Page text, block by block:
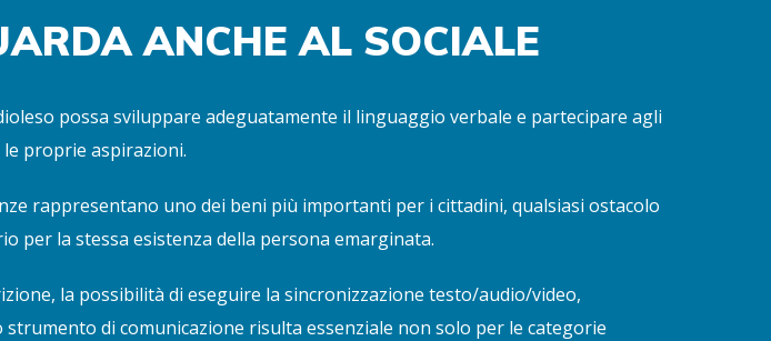
ANCHE AL SOCIALE
possa sviluppare adeguatamente il linguaggio verbale e partecipare agli
proprie aspirazioni.
rappresentano uno dei beni più importanti per i cittadini, qualsiasi ostacolo
per la stessa esistenza della persona emarginata.
la possibilità di eseguire la sincronizzazione testo/audio/video,
di comunicazione risulta essenziale non solo per le categorie